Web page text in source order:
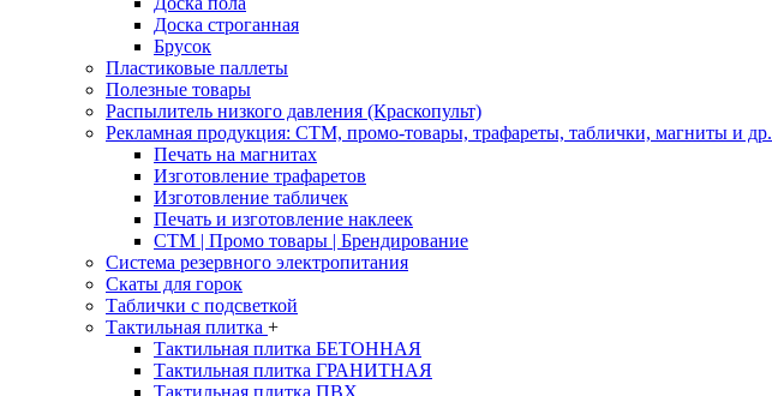
Доска строганная
Брусок
Пластиковые паллеты
Полезные товары
Распылитель низкого давления (Краскопульт)
Рекламная продукция: CTM, промо-товары, трафареты, таблички, магниты и др.
Печать на магнитах
Изготовление трафаретов
Изготовление табличек
Печать и изготовление наклеек
CTM | Промо товары | Брендирование
Система резервного электропитания
Скаты для горок
Таблички с подсветкой
Тактильная плитка +
Тактильная плитка БЕТОННАЯ
Тактильная плитка ГРАНИТНАЯ
Тактильная плитка ПВХ